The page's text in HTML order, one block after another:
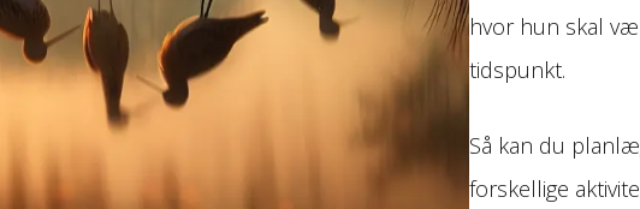
hvor hun skal
tidspunkt.
Så kan du
forskellige